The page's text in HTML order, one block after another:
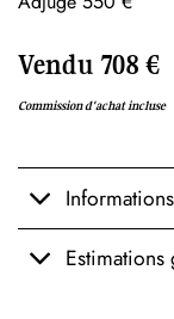
Vendu 708 €
Commission d'achat incluse
Estimations